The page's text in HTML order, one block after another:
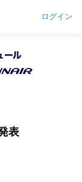
ログイン
表